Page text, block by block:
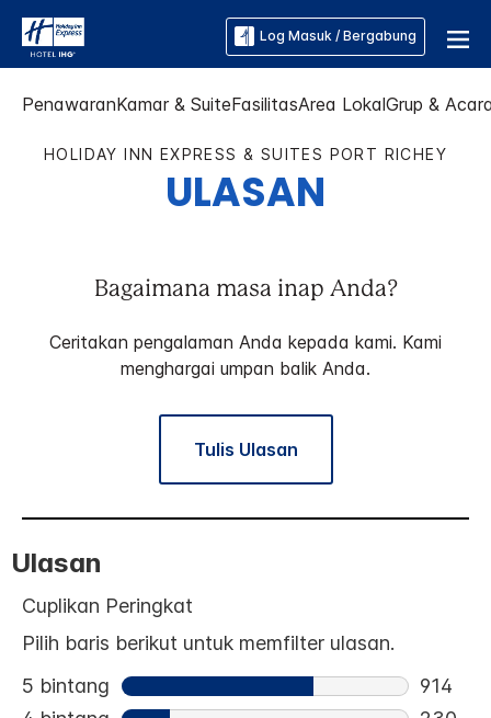
Log Masuk / Bergabung
PenawaranKamar & SuiteFasilitasArea LokalGrup &
HOLIDAY INN EXPRESS & SUITES PORT RICHEY
ULASAN
Bagaimana masa inap Anda?
Ceritakan pengalaman Anda kepada kami. Kami
menghargai umpan balik Anda.
Tulis Ulasan